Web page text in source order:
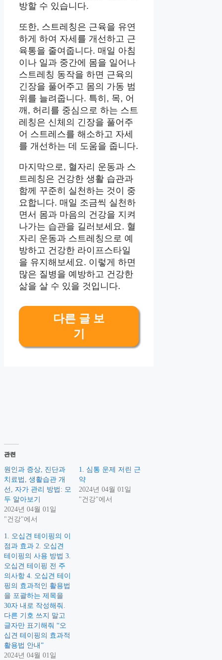
방할 수 있습니다.
또한, 스트레칭은 근육을 유연
하게 하여 자세를 개선하고 근
육통을 줄여줍니다. 매일 아침
이나 일과 중간에 몸을 일어나
스트레칭 동작을 하면 근육의
긴장을 풀어주고 몸의 가동 범
위를 늘려줍니다. 특히, 목, 어
깨, 허리를 중심으로 하는 스트
레칭은 신체의 긴장을 풀어주
어 스트레스를 해소하고 자세
를 개선하는 데 도움을 줍니다.
마지막으로, 혈자리 운동과 스
트레칭은 건강한 생활 습관과
함께 꾸준히 실천하는 것이 중
요합니다. 매일 조금씩 실천하
면서 몸과 마음의 건강을 지켜
나가는 습관을 길러보세요. 혈
자리 운동과 스트레칭으로 예
방하고 건강한 라이프스타일
을 유지해보세요. 이렇게 하면
많은 질병을 예방하고 건강한
삶을 살 수 있을 것입니다.
다른 글 보
기
관련
원인과 증상, 진단과
치료법, 생활습관 개
선, 자가 관리 방법: 모
두 알아보기
2024년 04월 01일
"건강"에서
1. 심통 운제 저린 근
약
2024년 04월 01일
"건강"에서
1. 오십견 테이핑의 이
점과 효과 2. 오십견
테이핑의 사용 방법 3.
오십견 테이핑 전 주
의사항 4. 오십견 테이
핑의 효과적인 활용법
을 포괄하는 제목을
30자 내로 작성해줘.
다른 기호 쓰지 말고
글자만 표기해줘 “오
십견 테이핑의 효과적
활용법 안내”
2024년 04월 01일